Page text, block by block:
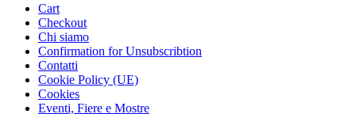
Cart
Checkout
Chi siamo
Confirmation for Unsubscribtion
Contatti
Cookie Policy (UE)
Cookies
Eventi, Fiere e Mostre